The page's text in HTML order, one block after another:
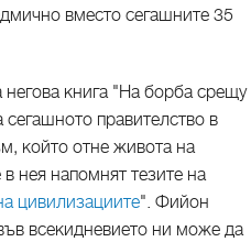
вместо сегашните 35
негова книга "На борба срещу
правителство в
който отне живота на
нея напомнят тезите на
цивилизациите". Фийон
всекидневието ни може да